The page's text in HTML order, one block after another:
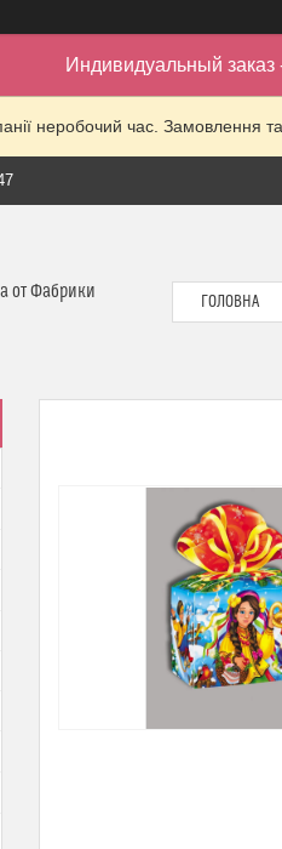
Индивидуальный
неробочий час. Замовлення
от Фабрики
ГОЛОВНА